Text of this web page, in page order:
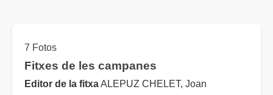
7 Fotos
Fitxes de les campanes
Editor de la fitxaALEPUZ CHELET, Joan